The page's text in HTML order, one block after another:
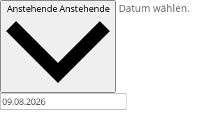
AnstehendeAnstehende Datum wählen.